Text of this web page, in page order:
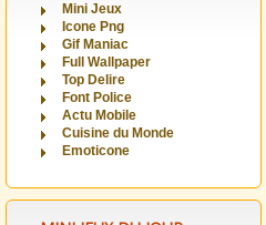
Mini Jeux
Icone Png
Gif Maniac
Full Wallpaper
Top Delire
Font Police
Actu Mobile
Cuisine du Monde
Emoticone